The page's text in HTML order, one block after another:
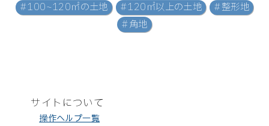
#100~120㎡の土地
#120㎡以上の土地
#整形地
#角地
サイトについて
操作ヘルプ一覧